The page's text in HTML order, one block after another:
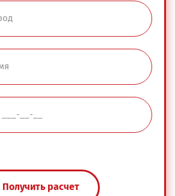
Получить расчет